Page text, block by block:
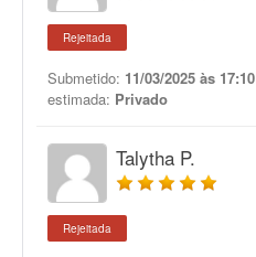
Rejeitada
Submetido: 11/03/2025 às 17:10
estimada: Privado
Talytha P.
Rejeitada